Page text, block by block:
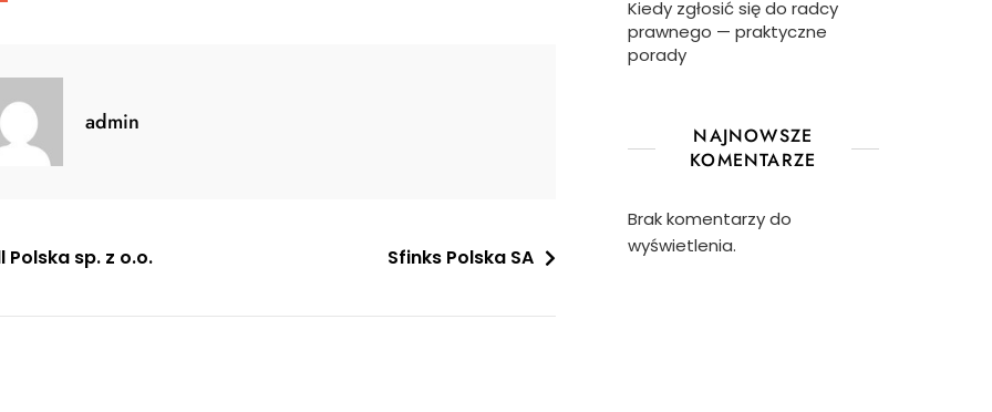
admin
Polska sp. z o.o. Sfinks Polska SA
Kiedy zgłosić się do radcy
prawnego — praktyczne
porady
NAJNOWSZE
KOMENTARZE
Brak komentarzy do
wyświetlenia.